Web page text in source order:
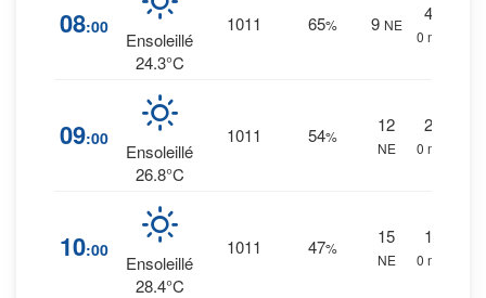
08:00
Ensoleillé
24.3°C
1011 65% 9 NE
4
0 mm.
09:00
Ensoleillé
26.8°C
1011 54%
12
NE
2
0 mm.
10:00
Ensoleillé
28.4°C
1011 47%
15
NE
1
0 mm.